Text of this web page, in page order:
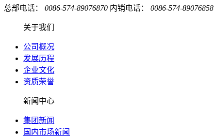
总部电话： 0086-574-89076870 内销电话： 0086-574-89076858
关于我们
公司概况
发展历程
企业文化
资质荣誉
新闻中心
集团新闻
国内市场新闻